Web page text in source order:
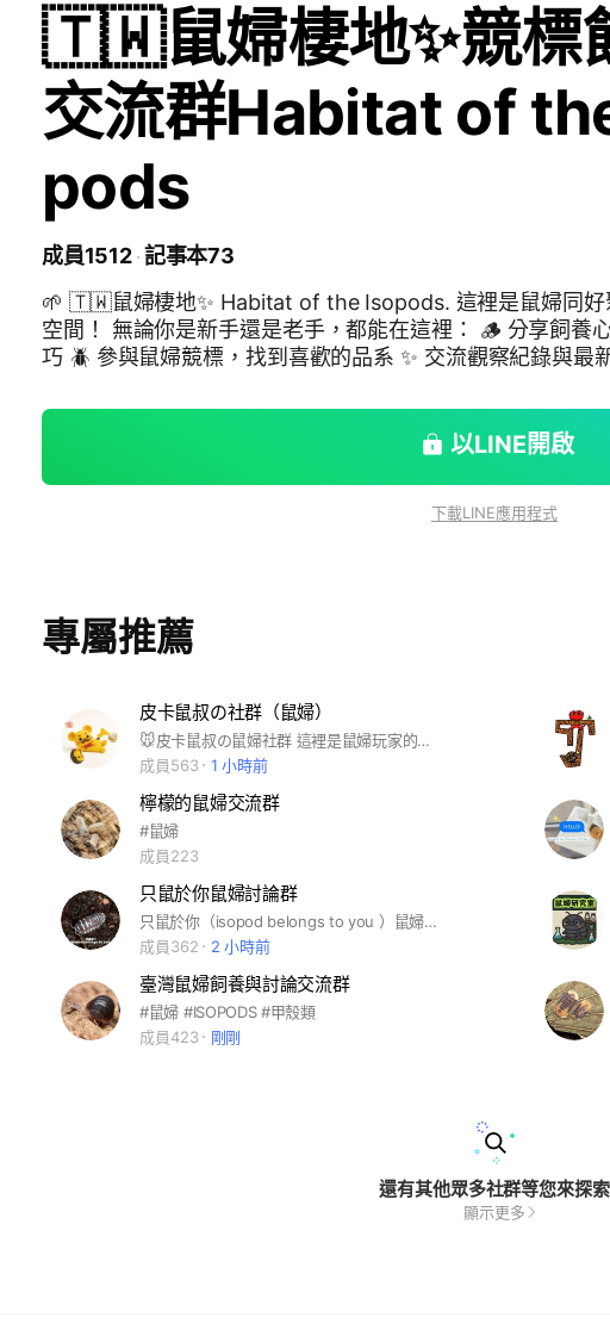
🇹🇼鼠婦棲地✨競標
交流群Habitat of
pods
成員1512 記事本73
🌱 🇹🇼鼠婦棲地✨ Habitat of the Isopods. 這裡是鼠婦同好聚集的專屬
空間！ 無論你是新手還是老手，都能在這裡： 🪵 分享飼養心得與照顧技
巧 🪲 參與鼠婦競標，找到喜歡的品系 ✨ 交流觀察紀錄與最新資訊
以LINE開啟
下載LINE應用程式
專屬推薦
皮卡鼠叔の社群（鼠婦）
🐭皮卡鼠叔の鼠婦社群 這裡是鼠婦玩家的秘密基地 分享飼養日常｜交流繁殖心得與技巧 新品上架｜專屬社群活動 💰不定期掉落新品、福袋、限定福利 從新手到老手，都能找到同好一起玩生態 安心買賣・用心出貨・真心交流 讓每一隻鼠婦，都被好好對待 歡迎加入社群，一起把興趣養成生活吧✨
成員563
1 小時前
檸檬的鼠婦交流群
#鼠婦
成員223
只鼠於你鼠婦討論群
只鼠於你（isopod belongs to you ）鼠婦交流討論群 歡迎來這聊天和鼠婦知識交流哦😉 #鼠婦 #交流 #飼養交流 #飼養分享 #知識分享 #isopod #陸生甲殼類
成員362
2 小時前
臺灣鼠婦飼養與討論交流群
#鼠婦 #ISOPODS #甲殼類
成員423
剛剛
還有其他眾多社群等您來探索
顯示更多